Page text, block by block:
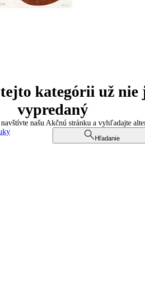
kategórii už
vypredaný
našu Akčnú stránku a vyhľadajte
Hľadanie